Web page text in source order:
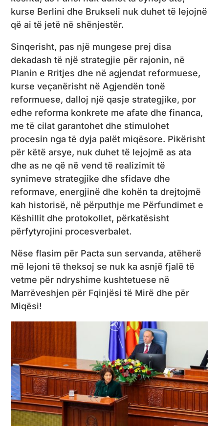
kurse Berlini dhe Brukseli nuk duhet të lejojnë
që ai të jetë në shënjestër.
Sinqerisht, pas një mungese prej disa
dekadash të një strategjie për rajonin, në
Planin e Rritjes dhe në agjendat reformuese,
kurse veçanërisht në Agjendën tonë
reformuese, dalloj një qasje strategjike, por
edhe reforma konkrete me afate dhe financa,
me të cilat garantohet dhe stimulohet
procesin nga të dyja palët miqësore. Pikërisht
për këtë arsye, nuk duhet të lejojmë as ata
dhe as ne që në vend të realizimit të
synimeve strategjike dhe sfidave dhe
reformave, energjinë dhe kohën ta drejtojmë
kah historisë, në përputhje me Përfundimet e
Këshillit dhe protokollet, përkatësisht
përfytyrojini procesverbalet.
Nëse flasim për Pacta sun servanda, atëherë
më lejoni të theksoj se nuk ka asnjë fjalë të
vetme për ndryshime kushtetuese në
Marrëveshjen për Fqinjësi të Mirë dhe për
Miqësi!